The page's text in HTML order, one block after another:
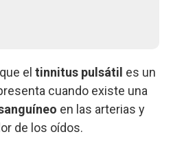
el tinnitus pulsátil es un
cuando existe una
en las arterias y
de los oídos.